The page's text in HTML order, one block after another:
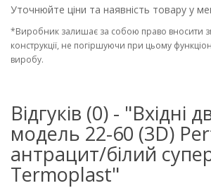
Уточнюйте ціни та наявність товару у
*Виробник залишає за собою право вносити
конструкції, не погіршуючи при цьому
виробу.
Відгуків (0) - "Вхідні
модель 22-60 (3D)
антрацит/білий
Termoplast"